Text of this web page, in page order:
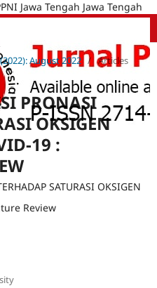
Jawa Tengah Jawa Tengah
August 2022 / Articles
PRONASI
OKSIGEN
19 :
SATURASI OKSIGEN
Review